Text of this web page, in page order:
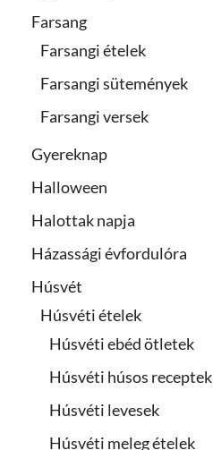
Farsang
Farsangi ételek
Farsangi sütemények
Farsangi versek
Gyereknap
Halloween
Halottak napja
Házassági évfordulóra
Húsvét
Húsvéti ételek
Húsvéti ebéd ötletek
Húsvéti húsos receptek
Húsvéti levesek
Húsvéti meleg ételek